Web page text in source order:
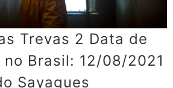
Trevas 2 Data de
no Brasil: 12/08/2021
Sayagues